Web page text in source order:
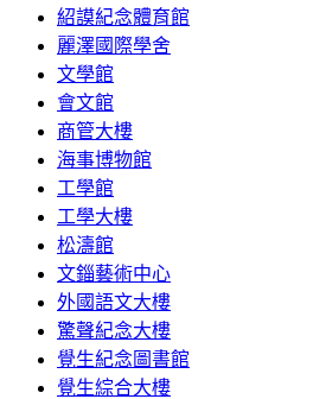
紹謨紀念體育館
麗澤國際學舍
文學館
會文館
商管大樓
海事博物館
工學館
工學大樓
松濤館
文錙藝術中心
外國語文大樓
驚聲紀念大樓
覺生紀念圖書館
覺生綜合大樓